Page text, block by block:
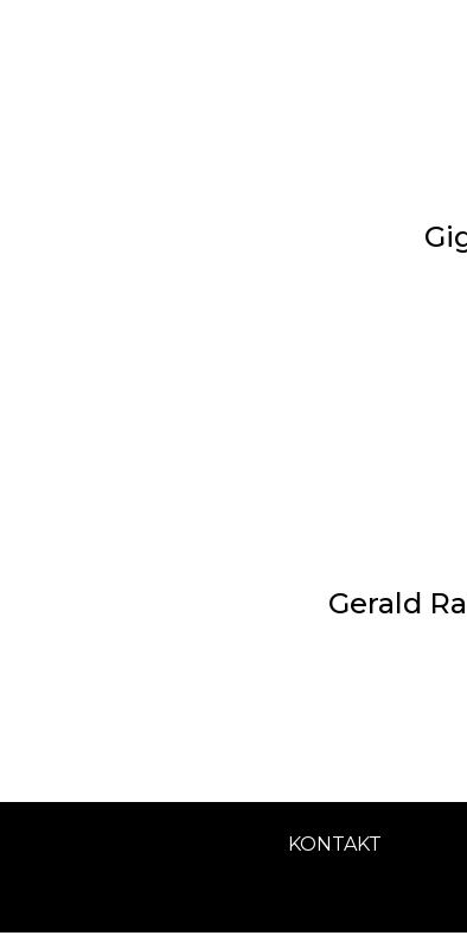
Gerald
KONTAKT